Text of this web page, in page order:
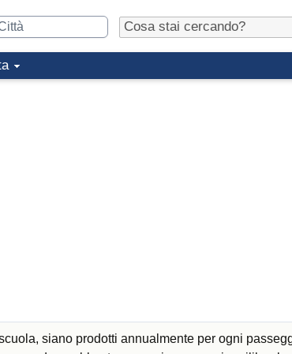
siano prodotti annualmente per ogni